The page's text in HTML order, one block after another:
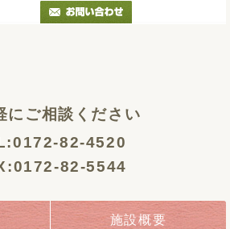
にご相談ください
82-4520
82-5544
施設概要